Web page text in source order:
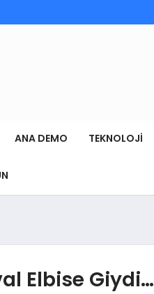
ANA DEMO TEKNOLOJI
Elbise Giydi…